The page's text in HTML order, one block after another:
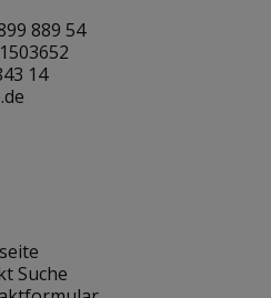
889 54
14
Suche